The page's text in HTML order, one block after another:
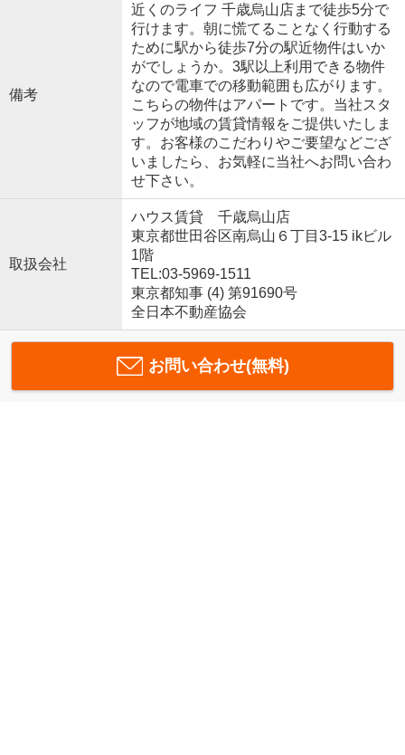
備考
近くのライフ 千歳烏山店まで徒歩5分で
行けます。朝に慌てることなく行動する
ために駅から徒歩7分の駅近物件はいか
がでしょうか。3駅以上利用できる物件
なので電車での移動範囲も広がります。
こちらの物件はアパートです。当社スタ
ッフが地域の賃貸情報をご提供いたしま
す。お客様のこだわりやご要望などござ
いましたら、お気軽に当社へお問い合わ
せ下さい。
取扱会社
ハウス賃貸 千歳烏山店
東京都世田谷区南烏山６丁目3-15 ikビル
1階
TEL:03-5969-1511
東京都知事 (4) 第91690号
全日本不動産協会
お問い合わせ(無料)